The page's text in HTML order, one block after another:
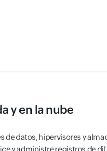
y en la nube
de datos, hipervisores y